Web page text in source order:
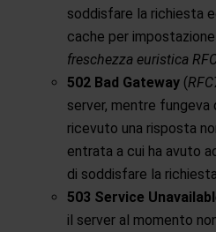
soddisfare la richiesta
cache per
freschezza euristica
502 Bad Gateway (
server, mentre fungeva
ricevuto una risposta
entrata a cui ha avuto
di soddisfare la
503 Service
il server al momento